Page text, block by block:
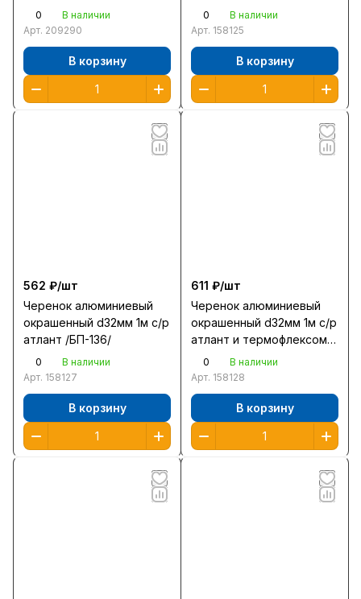
0
В наличии
Арт. 209290
В корзину
0
В наличии
Арт. 158125
В корзину
562 ₽/шт
Черенок алюминиевый
окрашенный d32мм 1м с/р
атлант /БП-136/
0
В наличии
Арт. 158127
В корзину
611 ₽/шт
Черенок алюминиевый
окрашенный d32мм 1м с/р
атлант и термофлексом /
БП-144/
0
В наличии
Арт. 158128
В корзину